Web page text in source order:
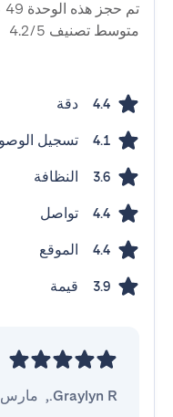
متوسط ​​تصنيف 4.2/5
4.4 دقة
4.1 تسجيل
3.6 النظافة
4.4 تواصل
4.4 الموقع
3.9 قيمة
Graylyn R.
, مارس ٢٠٢٦